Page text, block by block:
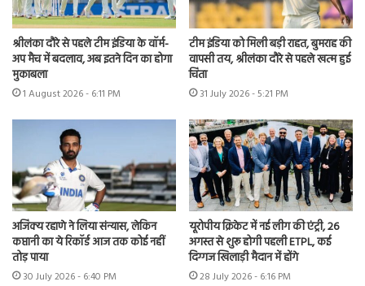
श्रीलंका दौरे से पहले टीम इंडिया के वॉर्म-
अप मैच में बदलाव, अब इतने दिन का होगा
मुकाबला
1 August 2026 - 6:11 PM
टीम इंडिया को मिली बड़ी राहत, बुमराह की
वापसी तय, श्रीलंका दौरे से पहले खत्म हुई
चिंता
31 July 2026 - 5:21 PM
अजिंक्य रहाणे ने लिया संन्यास, लेकिन
कप्तानी का ये रिकॉर्ड आज तक कोई नहीं
तोड़ पाया
30 July 2026 - 6:40 PM
यूरोपीय क्रिकेट में नई लीग की एंट्री, 26
अगस्त से शुरू होगी पहली ETPL, कई
दिग्गज खिलाड़ी मैदान में होंगे
28 July 2026 - 6:16 PM